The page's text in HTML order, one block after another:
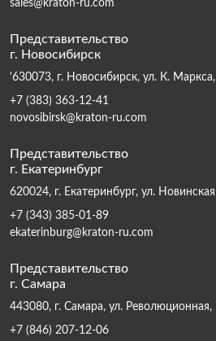
sales@kraton-ru.com
Представительство
г. Новосибирск
'630073, г. Новосибирск, ул. К.
+7 (383) 363-12-41
novosibirsk@kraton-ru.com
Представительство
г. Екатеринбург
620024, г. Екатеринбург, ул.
+7 (343) 385-01-89
ekaterinburg@kraton-ru.com
Представительство
г. Самара
443080, г. Самара, ул. Революционная,
+7 (846) 207-12-06